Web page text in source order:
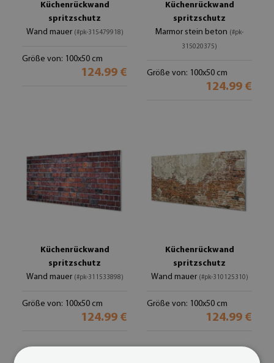
Küchenrückwand
spritzschutz
Wand mauer (#pk-315479918)
Größe von: 100x50 cm
124.99 €
Küchenrückwand
spritzschutz
Marmor stein beton (#pk-
315020375)
Größe von: 100x50 cm
124.99 €
Küchenrückwand
spritzschutz
Wand mauer (#pk-311533898)
Größe von: 100x50 cm
124.99 €
Küchenrückwand
spritzschutz
Wand mauer (#pk-310125310)
Größe von: 100x50 cm
124.99 €